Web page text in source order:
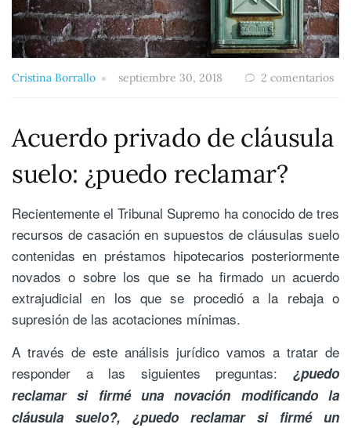
Cristina Borrallo septiembre 30, 2018 2 comentarios
Acuerdo privado de cláusula
suelo: ¿puedo reclamar?
Recientemente el Tribunal Supremo ha conocido de tres
recursos de casación en supuestos de cláusulas suelo
contenidas en préstamos hipotecarios posteriormente
novados o sobre los que se ha firmado un acuerdo
extrajudicial en los que se procedió a la rebaja o
supresión de las acotaciones mínimas.
A través de este análisis jurídico vamos a tratar de
responder a las siguientes preguntas: ¿puedo
reclamar si firmé una novación modificando la
cláusula suelo?, ¿puedo reclamar si firmé un